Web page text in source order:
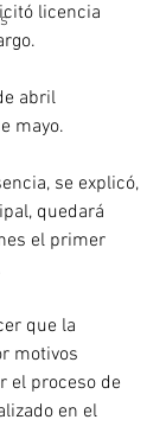
licencia
abril
mayo.
se explicó,
quedará
el primer
que la
motivos
el proceso de
en el